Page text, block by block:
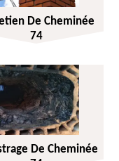
De Cheminée
74
De Cheminée